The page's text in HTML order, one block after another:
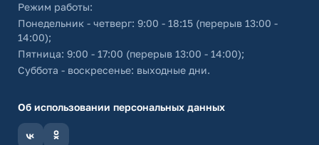
Режим работы:
Понедельник - четверг: 9:00 - 18:15 (перерыв 13:00 -
14:00);
Пятница: 9:00 - 17:00 (перерыв 13:00 - 14:00);
Суббота - воскресенье: выходные дни.
Об использовании персональных данных